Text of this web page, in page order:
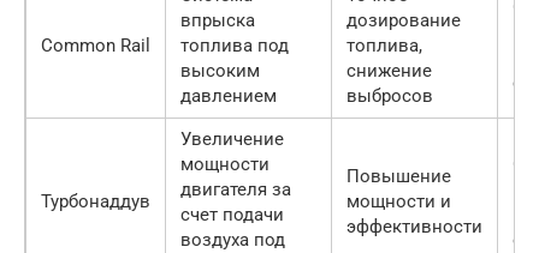
Common Rail
впрыска
топлива под
высоким
давлением
дозирование
топлива,
снижение
выбросов
Турбонаддув
Увеличение
мощности
двигателя за
счет подачи
воздуха под
Повышение
мощности и
эффективности